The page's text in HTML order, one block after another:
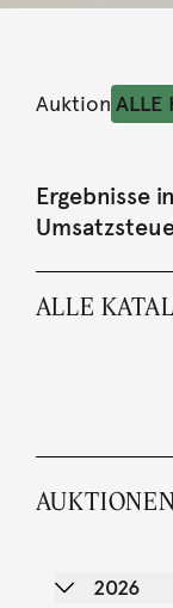
Auktion
Ergebnisse
ALLE
2026